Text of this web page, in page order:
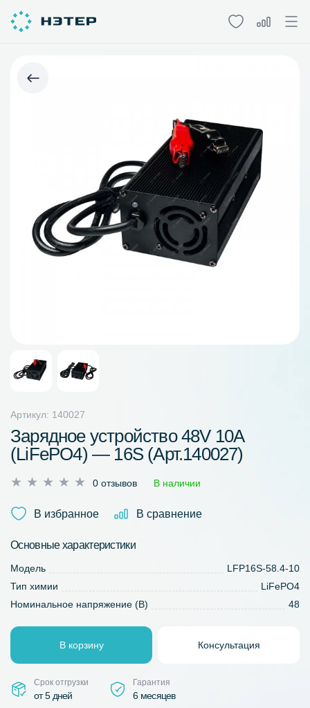
Артикул: 140027
Зарядное устройство 48V 10A
(LiFePO4) — 16S (Арт.140027)
Оценка
из
0 отзывов В наличии
В избранное В сравнение
Основные характеристики
Модель
LFP16S-58.4-10
Тип химии
LiFePO4
Номинальное напряжение (В)
48
В корзину Консультация
Срок отгрузки
от 5 дней
Гарантия
6 месяцев